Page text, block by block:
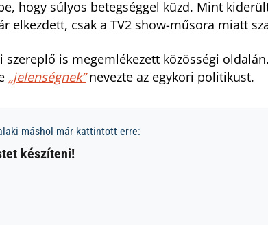
hogy súlyos betegséggel küzd. Mint
elkezdett, csak a TV2 show-műsora miatt
szereplő is megemlékezett közösségi
„jelenségnek”nevezte az egykori politikust.
máshol már kattintott erre:
készíteni!